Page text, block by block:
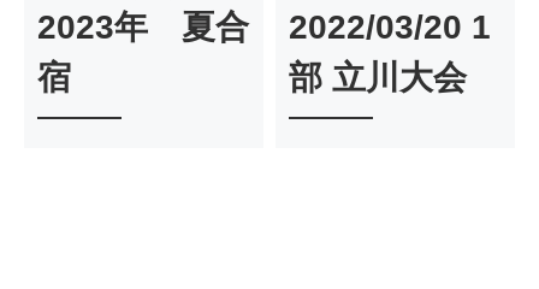
2023年 夏合
宿
2022/03/20 1
部 立川大会